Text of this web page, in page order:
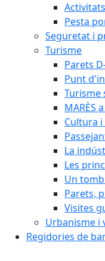
Pesta
Seguretat i
Turisme
Parets
Punt
Turisme
MARÈS
Cultura
La
Les
Un
Parets,
Visites
Urbanisme i
Regidories de